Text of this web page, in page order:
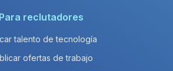
Para reclutadores
talento de tecnología
ofertas de trabajo